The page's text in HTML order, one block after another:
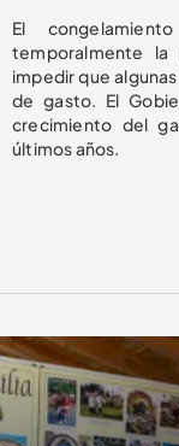
El
temporalmente la
impedir que
de gasto. El
crecimiento del
últimos años.